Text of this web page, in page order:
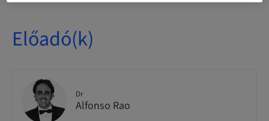
Előadó(k)
Dr
Alfonso Rao